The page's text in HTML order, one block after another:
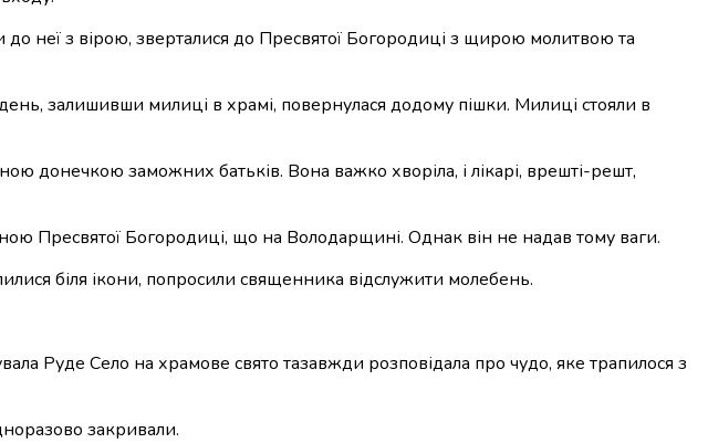
неї з вірою, зверталися до Пресвятої Богородиці з щирою молитвою та
залишивши милиці в храмі, повернулася додому пішки. Милиці стояли в
донечкою заможних батьків. Вона важко хворіла, і лікарі, врешті-решт,
Пресвятої Богородиці, що на Володарщині. Однак він не надав тому ваги.
біля ікони, попросили священника відслужити молебень.
Руде Село на храмове свято тазавжди розповідала про чудо, яке трапилося з
закривали.